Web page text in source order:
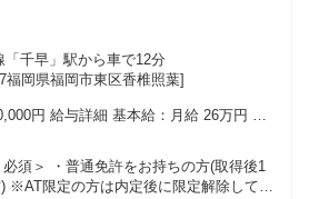
千早」駅から車で12分
福岡県福岡市東区香椎照葉]
円 給与詳細 基本給：月給 26万円 〜
手当金額：なし 全員に一律で支払われ
年数・勤
期間中(6ヵ月)も賃金同一 ・昇給/年1
須＞ ・普通免許をお持ちの方(取得後1
※AT限定の方は内定後に限定解除してい